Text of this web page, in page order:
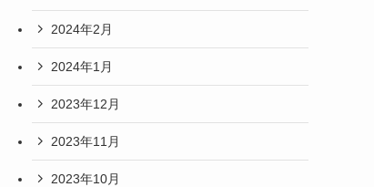
2024年2月
2024年1月
2023年12月
2023年11月
2023年10月